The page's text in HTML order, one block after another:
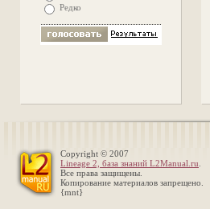
Редко
Copyright © 2007
Lineage 2, база знаний L2Manual.ru
Все права защищены.
Копирование материалов запрещено.
{mnt}